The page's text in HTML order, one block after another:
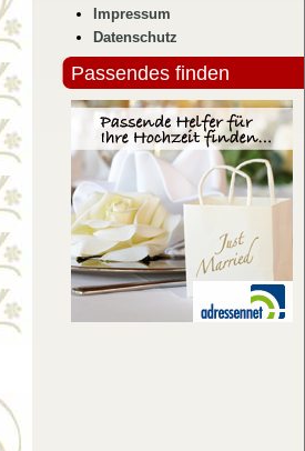
Impressum
Datenschutz
Passendes finden